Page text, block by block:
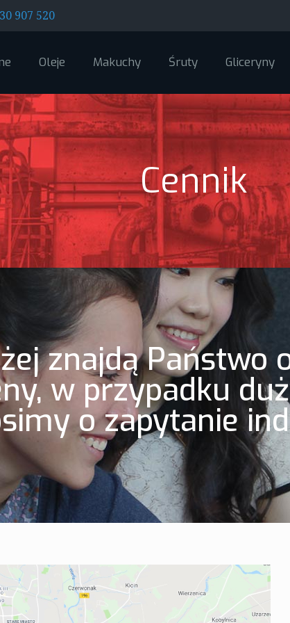
907 520
Oleje Makuchy Śruty Gliceryny
Cennik
znajdą Państwo
w przypadku
o zapytanie